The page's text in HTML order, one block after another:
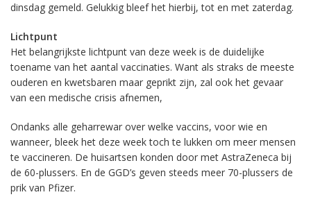
dinsdag gemeld. Gelukkig bleef het hierbij, tot en met zaterdag.
Lichtpunt
Het belangrijkste lichtpunt van deze week is de duidelijke
toename van het aantal vaccinaties. Want als straks de meeste
ouderen en kwetsbaren maar geprikt zijn, zal ook het gevaar
van een medische crisis afnemen,
Ondanks alle geharrewar over welke vaccins, voor wie en
wanneer, bleek het deze week toch te lukken om meer mensen
te vaccineren. De huisartsen konden door met AstraZeneca bij
de 60-plussers. En de GGD’s geven steeds meer 70-plussers de
prik van Pfizer.